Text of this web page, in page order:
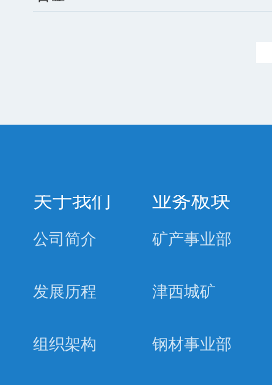
关于我们
公司简介
发展历程
组织架构
业务板块
矿产事业部
津西城矿
钢材事业部